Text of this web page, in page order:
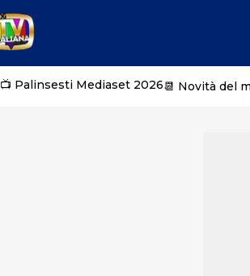
📺 Palinsesti Mediaset 2026📆 Novità del